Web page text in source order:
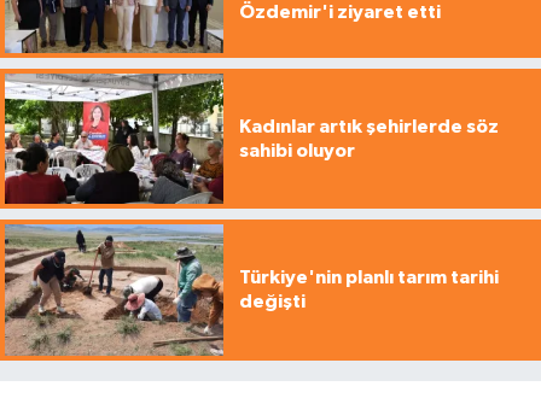
Özdemir'i ziyaret etti
Kadınlar artık şehirlerde söz
sahibi oluyor
Türkiye'nin planlı tarım tarihi
değişti